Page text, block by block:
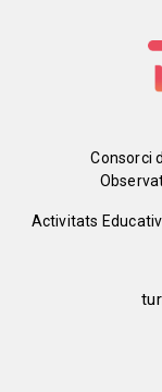
Menú
del
Consorci
Peu
Activitats